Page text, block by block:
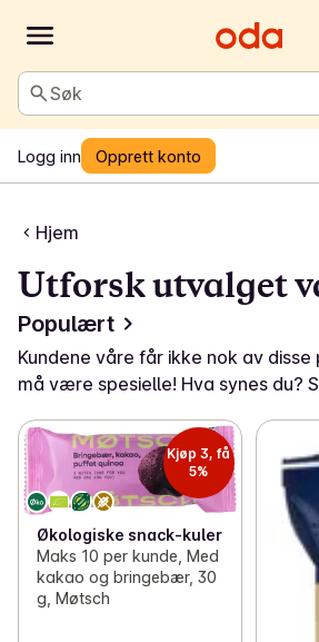
Søk
Logg inn Opprett konto
Hjem
Utforsk utvalget
Populært
Kundene våre får ikke nok av
må være spesielle! Hva synes du?
Kjøp 3, få
5%
Økologiske snack-kuler
Maks 10 per kunde, Med
kakao og bringebær, 30
g, Møtsch